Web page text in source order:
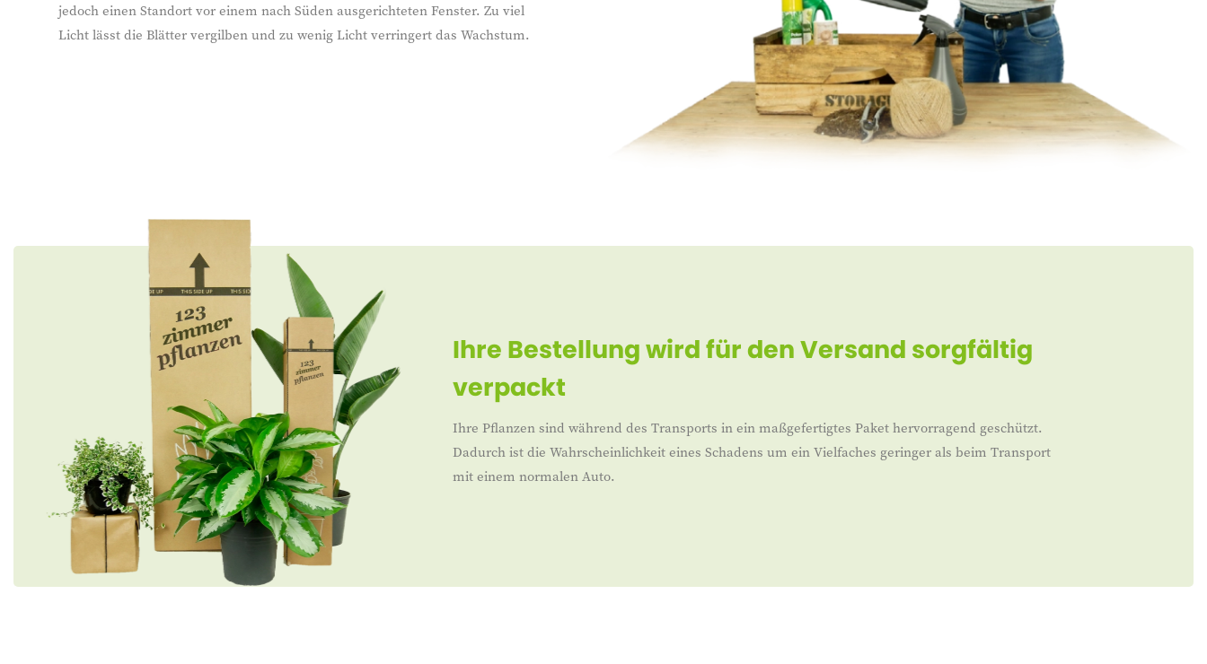
jedoch einen Standort vor einem nach Süden ausgerichteten Fenster. Zu viel
Licht lässt die Blätter vergilben und zu wenig Licht verringert das Wachstum.
Ihre Bestellung wird für den Versand sorgfältig
verpackt
Ihre Pflanzen sind während des Transports in ein maßgefertigtes Paket hervorragend geschützt.
Dadurch ist die Wahrscheinlichkeit eines Schadens um ein Vielfaches geringer als beim Transport
mit einem normalen Auto.